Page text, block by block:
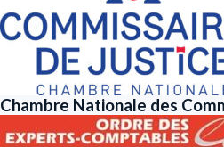
Chambre Nationale des